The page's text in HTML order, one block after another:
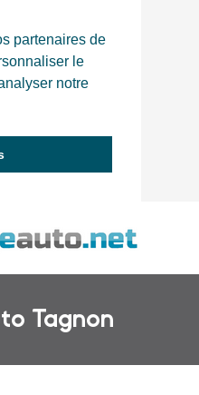
partenaires de
le
notre
Tagnon